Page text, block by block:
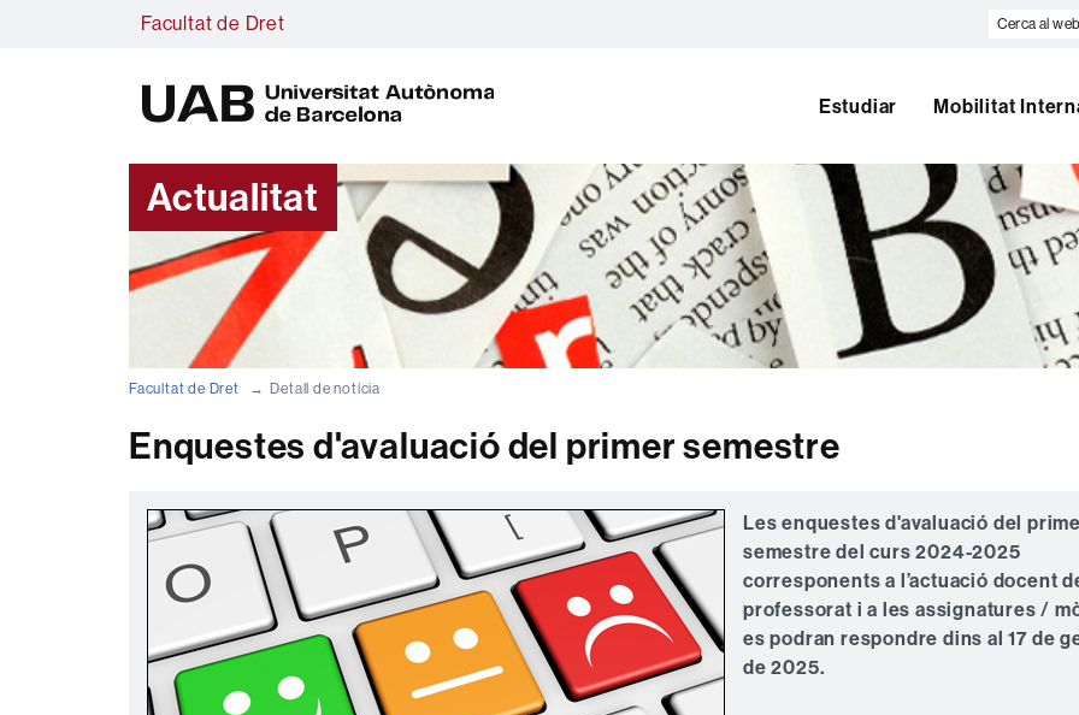
Facultat de Dret
Cerca
B
Estudiar Mobilitat
Actualitat
Facultat de Dret Detall de notícia
Enquestes d'avaluació del primer semestre
Les enquestes d'avaluació del
semestre del curs 2024-2025
corresponents a l’actuació docent
professorat i a les assignatures /
es podran respondre dins al 17 de
de 2025.